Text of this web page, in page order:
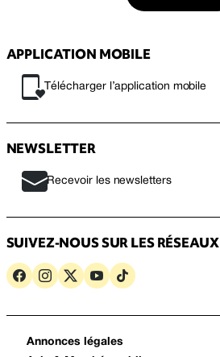
APPLICATION MOBILE
Télécharger l’application mobile
NEWSLETTER
Recevoir les newsletters
SUIVEZ-NOUS SUR LES RÉSEAUX
Annonces légales